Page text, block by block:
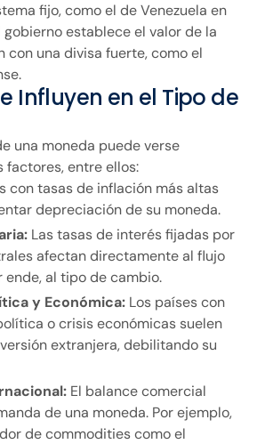
fijo, como el de Venezuela en
establece el valor de la
con una divisa fuerte, como el
Influyen en el Tipo de
una moneda puede verse
entre ellos:
con tasas de inflación más altas
depreciación de su moneda.
Las tasas de interés fijadas por
afectan directamente al flujo
ende, al tipo de cambio.
y Económica: Los países con
o crisis económicas suelen
extranjera, debilitando su
El balance comercial
de una moneda. Por ejemplo,
de commodities como el